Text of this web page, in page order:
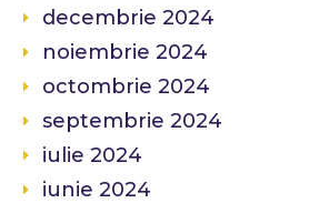
decembrie 2024
noiembrie 2024
octombrie 2024
septembrie 2024
iulie 2024
iunie 2024